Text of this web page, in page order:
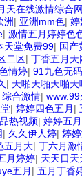
天在线激情综合
洲| 亚洲mm色| 婷
| 激情五月婷婷色
天堂免费99| 国产
二区| 丁香五月天
情婷| 91九色无
| 天啪天啪天啪天
合激情| www.99
| 婷婷四色五月 |
热视频| 婷婷五
| 久久伊人婷| 婷
五月大| 丁六月激
月婷婷| 天天日
五月 | 五月丁香